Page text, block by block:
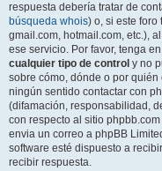
respuesta debería tratar de
búsqueda whois) o, si este
gmail.com, hotmail.com, etc.),
ese servicio. Por favor, tenga
cualquier tipo de control y no
sobre cómo, dónde o por
ningún sentido contactar con
(difamación, responsabilidad,
con respecto al sitio
envia un correo a phpBB
software esté dispuesto a
recibir respuesta.